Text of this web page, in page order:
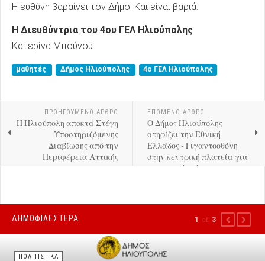
Η ευθύνη βαραίνει τον Δήμο. Και είναι βαριά.
Η Διευθύντρια του 4ου ΓΕΛ Ηλιούπολης
Κατερίνα Μπούνου
μαθητές Δήμος Ηλιούπολης 4ο ΓΕΛ Ηλιούπολης
ΠΡΟΗΓΟΎΜΕΝΟ ΑΡΘΡΟ
Η Ηλιούπολη αποκτά Στέγη
Υποστηριζόμενης
Διαβίωσης από την
Περιφέρεια Αττικής
ΕΠΟΜΕΝΟ ΑΡΘΡΟ
Ο Δήμος Ηλιούπολης
στηρίζει την Εθνική
Ελλάδος - Γιγαντοοθόνη
στην κεντρική πλατεία για
τον ημιτελικό του
ΔΗΜΟΦΙΛΕΣΤΕΡΑ
ΠΟΛΙΤΙΣΤΙΚΑ
1 of 3 PREVIOUS
NEXT